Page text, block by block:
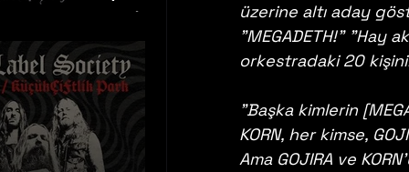
üzerine altı aday
"MEGADETH!" "Hay
orkestradaki 20
"Başka kimlerin
KORN, her kimse,
Ama GOJIRA ve
CULTURE /
TOOTH –
Bonus